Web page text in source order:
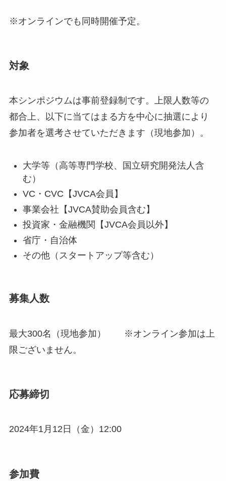
※オンラインでも同時開催予定。
対象
本シンポジウムは事前登録制です。上限人数等の
都合上、以下に当てはまる方を中心に抽選により
参加者を選考させていただきます（現地参加）。
大学等（高等専門学校、国立研究開発法人含
む）
VC・CVC【JVCA会員】
事業会社【JVCA賛助会員含む】
投資家・金融機関【JVCA会員以外】
省庁・自治体
その他（スタートアップ等含む）
募集人数
最大300名（現地参加） ※オンライン参加は上
限ございません。
応募締切
2024年1月12日（金）12:00
参加費